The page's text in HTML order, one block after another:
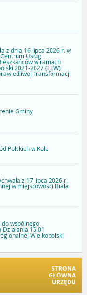
z dnia 16 lipca 2026 r. w
Usług
w ramach
2021-2027 (FEW)
Transformacji
Gminy
Polskich w Kole
z 17 lipca 2026 r.
w miejscowości Biała
do wspólnego
15.01
Wielkopolski
STRONA
GŁÓWNA
URZĘDU